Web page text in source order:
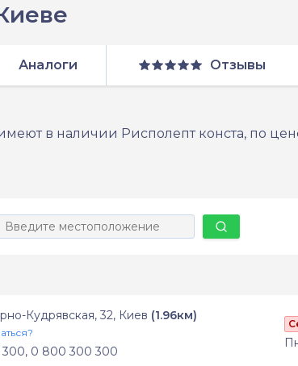
Аналоги Отзывы
в наличии Рисполепт конста, по
Кудрявская, 32, Киев (1.96км)
300, 0 800 300 300